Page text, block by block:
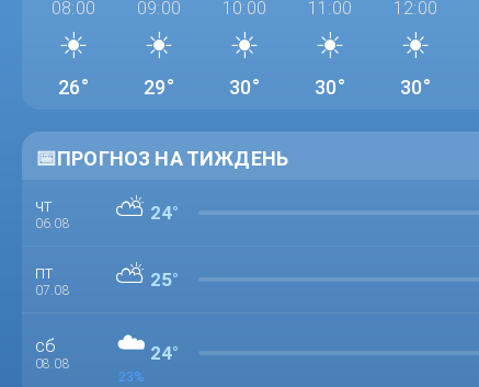
08:00
☀️
26°
09:00
☀️
29°
10:00
☀️
30°
11:00
☀️
30°
12:00
☀️
30°
📅ПРОГНОЗ НА ТИЖДЕНЬ
чт
06.08 ⛅ 24°
пт
07.08 ⛅ 25°
сб
08.08
☁️
23%
24°